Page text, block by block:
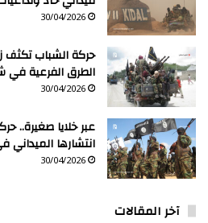
30/04/2026
حركة الشباب تكثف
الطرق الفرعية
30/04/2026
عبر خلايا صغيرة..
انتشارها
30/04/2026
آخر المقالات